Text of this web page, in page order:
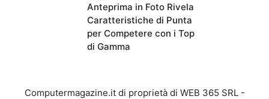
Anteprima in Foto Rivela
Caratteristiche di Punta
per Competere con i Top
di Gamma
Computermagazine.it di proprietà di WEB 365 SRL -